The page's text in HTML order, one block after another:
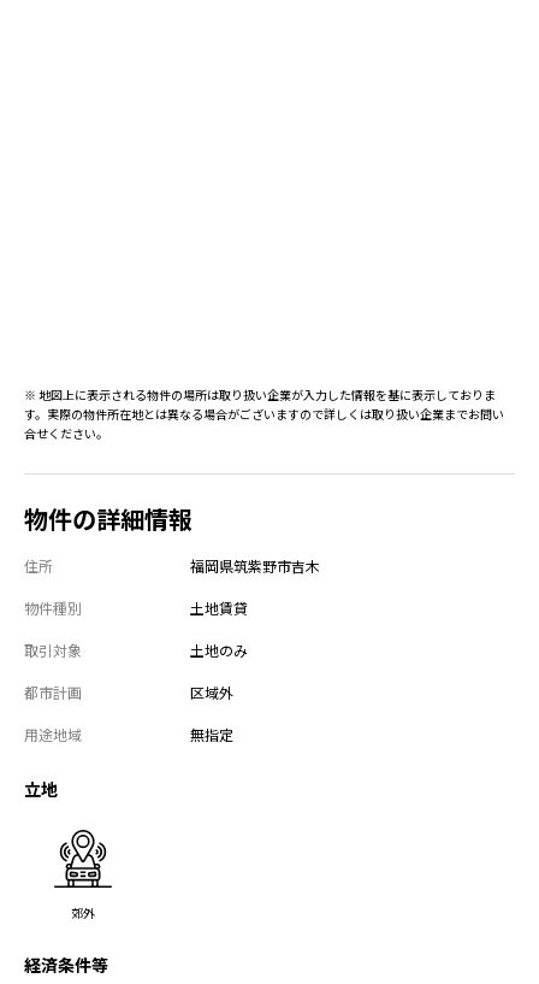
※ 地図上に表示される物件の場所は取り扱い企業が入力した情報を基に表示しておりま
す。実際の物件所在地とは異なる場合がございますので詳しくは取り扱い企業までお問い
合せください。
物件の詳細情報
住所 福岡県筑紫野市吉木
物件種別 土地賃貸
取引対象 土地のみ
都市計画 区域外
用途地域 無指定
立地
郊外
経済条件等